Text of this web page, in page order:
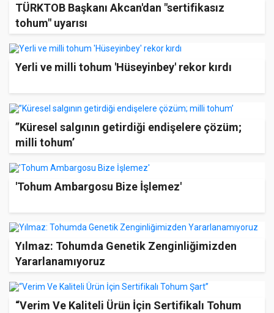
TÜRKTOB Başkanı Akcan'dan "sertifikasız
tohum" uyarısı
Yerli ve milli tohum 'Hüseyinbey' rekor kırdı
’’Küresel salgının getirdiği endişelere çözüm;
milli tohum’
'Tohum Ambargosu Bize İşlemez'
Yılmaz: Tohumda Genetik Zenginliğimizden
Yararlanamıyoruz
“Verim Ve Kaliteli Ürün İçin Sertifikalı Tohum